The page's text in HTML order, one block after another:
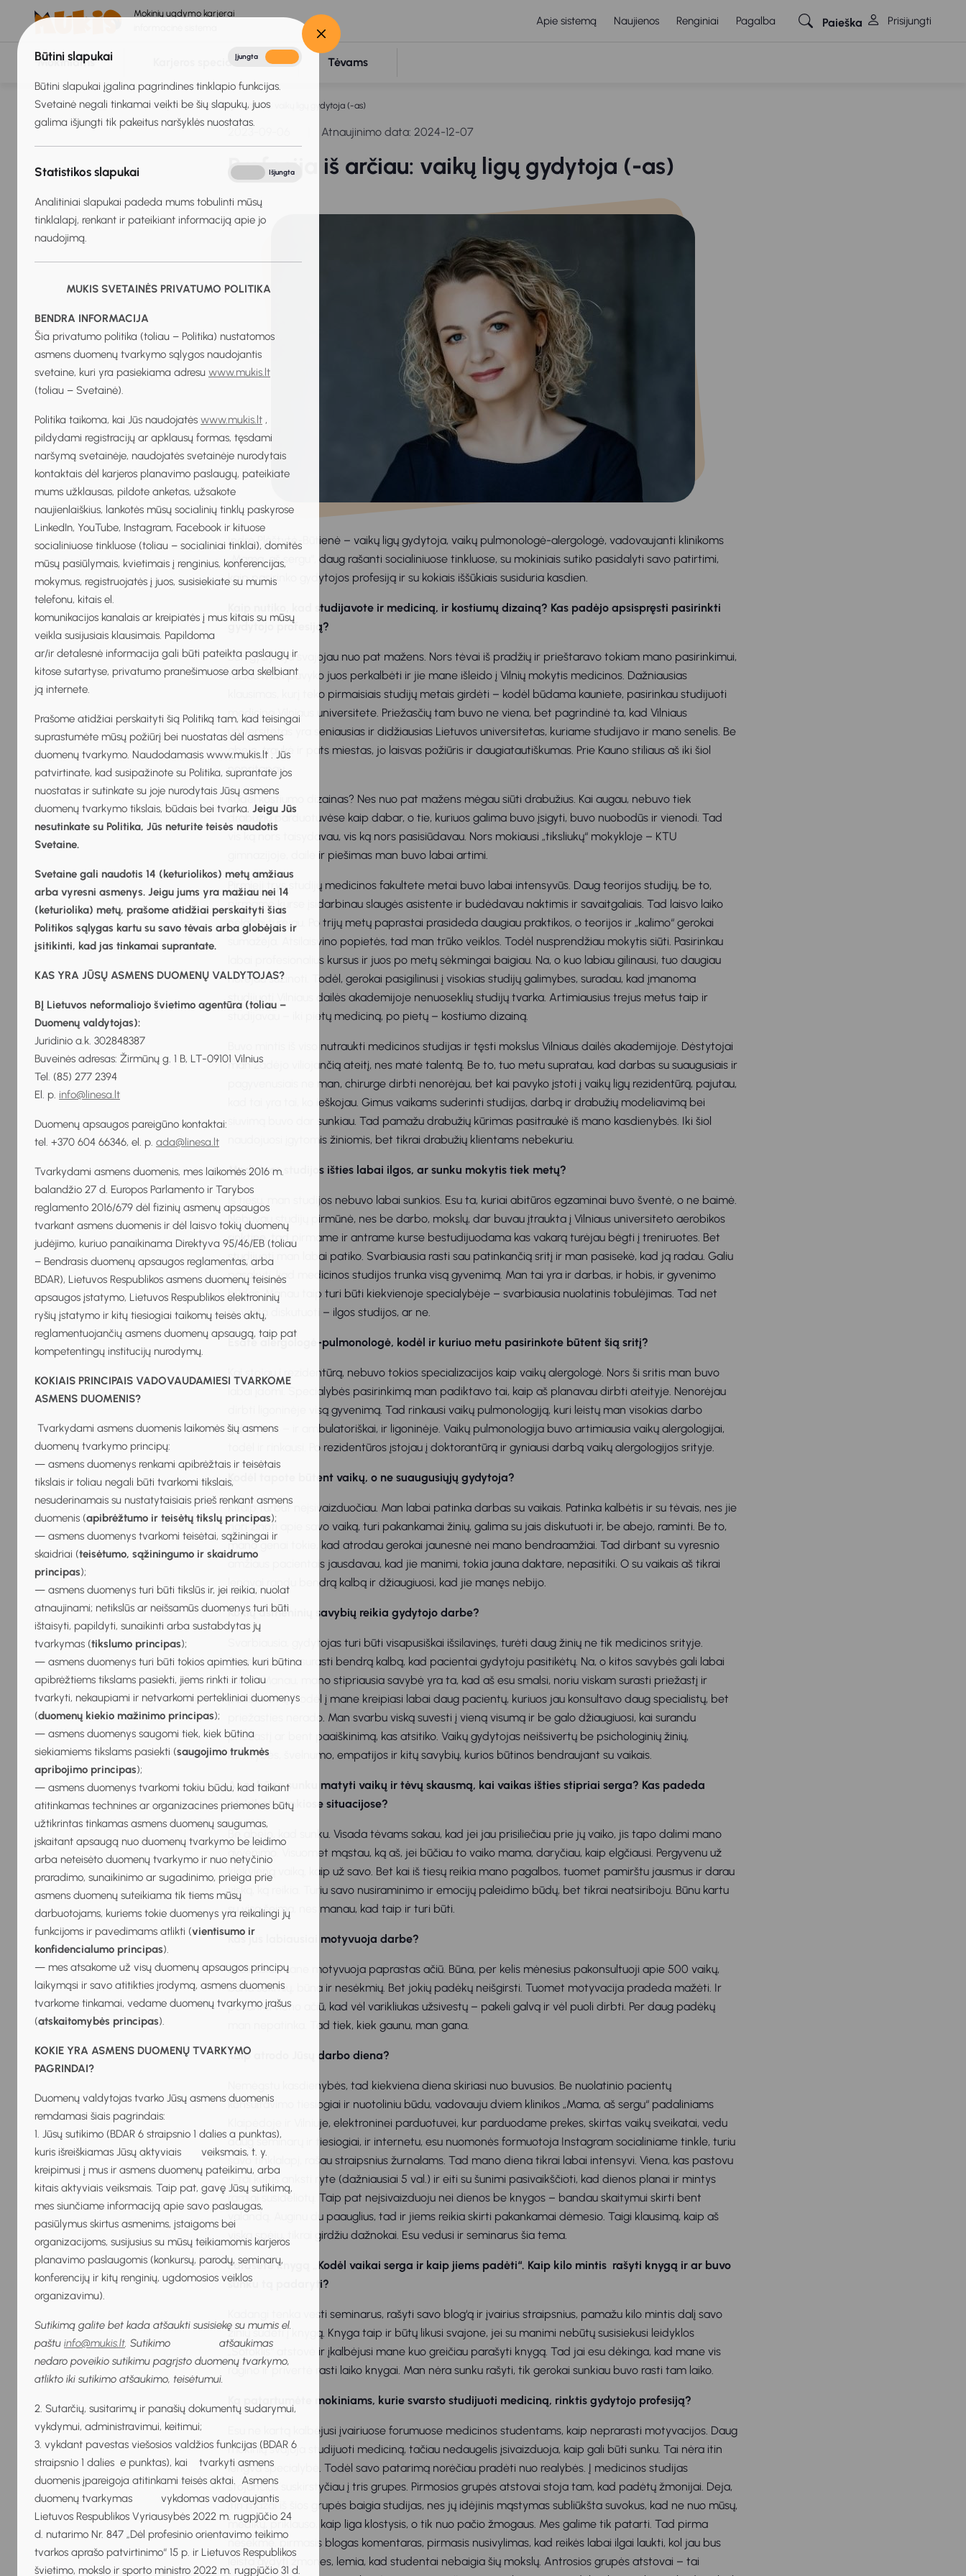
Būtini slapukai Įjungta
Būtini slapukai įgalina pagrindines tinklapio funkcijas.
Svetainė negali tinkamai veikti be šių slapukų, juos
galima išjungti tik pakeitus naršyklės nuostatas.
Statistikos slapukai Išjungta
Analitiniai slapukai padeda mums tobulinti mūsų
tinklalapį, renkant ir pateikiant informaciją apie jo
naudojimą.
MUKIS SVETAINĖS PRIVATUMO POLITIKA
BENDRA INFORMACIJA
Šia privatumo politika (toliau – Politika) nustatomos
asmens duomenų tvarkymo sąlygos naudojantis
svetaine, kuri yra pasiekiama adresu www.mukis.lt
(toliau – Svetainė).
Politika taikoma, kai Jūs naudojatės www.mukis.lt ,
pildydami registracijų ar apklausų formas, tęsdami
naršymą svetainėje, naudojatės svetainėje nurodytais
kontaktais dėl karjeros planavimo paslaugų, pateikiate
mums užklausas, pildote anketas, užsakote
naujienlaiškius, lankotės mūsų socialinių tinklų paskyrose
LinkedIn, YouTube, Instagram, Facebook ir kituose
socialiniuose tinkluose (toliau – socialiniai tinklai), domitės
mūsų pasiūlymais, kvietimais į renginius, konferencijas,
mokymus, registruojatės į juos, susisiekiate su mumis
telefonu, kitais el.
komunikacijos kanalais ar kreipiatės į mus kitais su mūsų
veikla susijusiais klausimais. Papildoma
ar/ir detalesnė informacija gali būti pateikta paslaugų ir
kitose sutartyse, privatumo pranešimuose arba skelbiant
ją internete.
Prašome atidžiai perskaityti šią Politiką tam, kad teisingai
suprastumėte mūsų požiūrį bei nuostatas dėl asmens
duomenų tvarkymo. Naudodamasis www.mukis.lt . Jūs
patvirtinate, kad susipažinote su Politika, suprantate jos
nuostatas ir sutinkate su joje nurodytais Jūsų asmens
duomenų tvarkymo tikslais, būdais bei tvarka. Jeigu Jūs
nesutinkate su Politika, Jūs neturite teisės naudotis
Svetaine.
Svetaine gali naudotis 14 (keturiolikos) metų amžiaus
arba vyresni asmenys. Jeigu jums yra mažiau nei 14
(keturiolika) metų, prašome atidžiai perskaityti šias
Politikos sąlygas kartu su savo tėvais arba globėjais ir
įsitikinti, kad jas tinkamai suprantate.
KAS YRA JŪSŲ ASMENS DUOMENŲ VALDYTOJAS?
BĮ Lietuvos neformaliojo švietimo agentūra (toliau –
Duomenų valdytojas):
Juridinio a.k. 302848387
Buveinės adresas: Žirmūnų g. 1 B, LT-09101 Vilnius
Tel. (85) 277 2394
El. p. info@linesa.lt
Duomenų apsaugos pareigūno kontaktai:
tel. +370 604 66346, el. p. ada@linesa.lt
Tvarkydami asmens duomenis, mes laikomės 2016 m.
balandžio 27 d. Europos Parlamento ir Tarybos
reglamento 2016/679 dėl fizinių asmenų apsaugos
tvarkant asmens duomenis ir dėl laisvo tokių duomenų
judėjimo, kuriuo panaikinama Direktyva 95/46/EB (toliau
– Bendrasis duomenų apsaugos reglamentas, arba
BDAR), Lietuvos Respublikos asmens duomenų teisinės
apsaugos įstatymo, Lietuvos Respublikos elektroninių
ryšių įstatymo ir kitų tiesiogiai taikomų teisės aktų,
reglamentuojančių asmens duomenų apsaugą, taip pat
kompetentingų institucijų nurodymų.
KOKIAIS PRINCIPAIS VADOVAUDAMIESI TVARKOME
ASMENS DUOMENIS?
Tvarkydami asmens duomenis laikomės šių asmens
duomenų tvarkymo principų:
— asmens duomenys renkami apibrėžtais ir teisėtais
tikslais ir toliau negali būti tvarkomi tikslais,
nesuderinamais su nustatytaisiais prieš renkant asmens
duomenis (apibrėžtumo ir teisėtų tikslų principas);
— asmens duomenys tvarkomi teisėtai, sąžiningai ir
skaidriai (teisėtumo, sąžiningumo ir skaidrumo
principas);
— asmens duomenys turi būti tikslūs ir, jei reikia, nuolat
atnaujinami; netikslūs ar neišsamūs duomenys turi būti
ištaisyti, papildyti, sunaikinti arba sustabdytas jų
tvarkymas (tikslumo principas);
— asmens duomenys turi būti tokios apimties, kuri būtina
apibrėžtiems tikslams pasiekti, jiems rinkti ir toliau
tvarkyti, nekaupiami ir netvarkomi pertekliniai duomenys
(duomenų kiekio mažinimo principas);
— asmens duomenys saugomi tiek, kiek būtina
siekiamiems tikslams pasiekti (saugojimo trukmės
apribojimo principas);
— asmens duomenys tvarkomi tokiu būdu, kad taikant
atitinkamas technines ar organizacines priemones būtų
užtikrintas tinkamas asmens duomenų saugumas,
įskaitant apsaugą nuo duomenų tvarkymo be leidimo
arba neteisėto duomenų tvarkymo ir nuo netyčinio
praradimo, sunaikinimo ar sugadinimo, prieiga prie
asmens duomenų suteikiama tik tiems mūsų
darbuotojams, kuriems tokie duomenys yra reikalingi jų
funkcijoms ir pavedimams atlikti (vientisumo ir
konfidencialumo principas).
— mes atsakome už visų duomenų apsaugos principų
laikymąsi ir savo atitikties įrodymą, asmens duomenis
tvarkome tinkamai, vedame duomenų tvarkymo įrašus
(atskaitomybės principas).
KOKIE YRA ASMENS DUOMENŲ TVARKYMO
PAGRINDAI?
Duomenų valdytojas tvarko Jūsų asmens duomenis
remdamasi šiais pagrindais:
1. Jūsų sutikimo (BDAR 6 straipsnio 1 dalies a punktas),
kuris išreiškiamas Jūsų aktyviais veiksmais, t. y.
kreipimusi į mus ir asmens duomenų pateikimu, arba
kitais aktyviais veiksmais. Taip pat, gavę Jūsų sutikimą,
mes siunčiame informaciją apie savo paslaugas,
pasiūlymus skirtus asmenims, įstaigoms bei
organizacijoms, susijusius su mūsų teikiamomis karjeros
planavimo paslaugomis (konkursų, parodų, seminarų,
konferencijų ir kitų renginių, ugdomosios veiklos
organizavimu).
Sutikimą galite bet kada atšaukti susisiekę su mumis el.
paštu info@mukis.lt. Sutikimo atšaukimas
nedaro poveikio sutikimu pagrįsto duomenų tvarkymo,
atlikto iki sutikimo atšaukimo, teisėtumui.
2. Sutarčių, susitarimų ir panašių dokumentų sudarymui,
vykdymui, administravimui, keitimui;
3. vykdant pavestas viešosios valdžios funkcijas (BDAR 6
straipsnio 1 dalies e punktas), kai tvarkyti asmens
duomenis įpareigoja atitinkami teisės aktai. Asmens
duomenų tvarkymas vykdomas vadovaujantis
Lietuvos Respublikos Vyriausybės 2022 m. rugpjūčio 24
d. nutarimo Nr. 847 „Dėl profesinio orientavimo teikimo
tvarkos aprašo patvirtinimo“ 15 p. ir Lietuvos Respublikos
švietimo, mokslo ir sporto ministro 2022 m. rugpjūčio 31 d.
Mokinių ugdymo karjerai
Apie sistemą Naujienos Renginiai Pagalba Paieška Prisijungti
Mokiniams Karjeros specialistams Tėvams
Titulinis Naujienos Profesija iš arčiau: vaikų ligų gydytoja (-as)
Atnaujinimo data: 2024-12-07
Profesija iš arčiau: vaikų ligų gydytoja (-as)
Indrė Plėštytė-Būtienė – vaikų ligų gydytoja, vaikų pulmonologė-alergologė, vadovaujanti klinikoms
„Mama, aš sergu“, daug rašanti socialiniuose tinkluose, su mokiniais sutiko pasidalyti savo patirtimi,
kaip pasirinko gydytojos profesiją ir su kokiais iššūkiais susiduria kasdien.
Kaip nutiko, kad studijavote ir mediciną, ir kostiumų dizainą? Kas padėjo apsispręsti pasirinkti
gydytojo profesiją?
Būti gydytoja svajojau nuo pat mažens. Nors tėvai iš pradžių ir prieštaravo tokiam mano pasirinkimui,
tačiau man pavyko juos perkalbėti ir jie mane išleido į Vilnių mokytis medicinos. Dažniausias
klausimas, kurį teko pirmaisiais studijų metais girdėti – kodėl būdama kauniete, pasirinkau studijuoti
mediciną Vilniaus universitete. Priežasčių tam buvo ne viena, bet pagrindinė ta, kad Vilniaus
universitetas yra seniausias ir didžiausias Lietuvos universitetas, kuriame studijavo ir mano senelis. Be
abejo, traukė ir pats miestas, jo laisvas požiūris ir daugiatautiškumas. Prie Kauno stiliaus aš iki šiol
nepritapau.
Kodėl kostiumo dizainas? Nes nuo pat mažens mėgau siūti drabužius. Kai augau, nebuvo tiek
drabužių parduotuvėse kaip dabar, o tie, kuriuos galima buvo įsigyti, buvo nuobodūs ir vienodi. Tad
vis ką nors taisydavau, vis ką nors pasisiūdavau. Nors mokiausi „tiksliukų“ mokykloje – KTU
gimnazijoje, dailė ir piešimas man buvo labai artimi.
Pirmieji trys studijų medicinos fakultete metai buvo labai intensyvūs. Daug teorijos studijų, be to,
pirmame kurse įsidarbinau slaugės asistente ir budėdavau naktimis ir savaitgaliais. Tad laisvo laiko
nelabai turėjau. Po trijų metų paprastai prasideda daugiau praktikos, o teorijos ir „kalimo“ gerokai
sumažėja. Atsilaisvino popietės, tad man trūko veiklos. Todėl nusprendžiau mokytis siūti. Pasirinkau
labai profesionalius kursus ir juos po metų sėkmingai baigiau. Na, o kuo labiau gilinausi, tuo daugiau
norėjau sužinoti. Todėl, gerokai pasigilinusi į visokias studijų galimybes, suradau, kad įmanoma
studijuoti Vilniaus dailės akademijoje nenuoseklių studijų tvarka. Artimiausius trejus metus taip ir
studijavau – iki pietų mediciną, po pietų – kostiumo dizainą.
Buvo mintis iš viso nutraukti medicinos studijas ir tęsti mokslus Vilniaus dailės akademijoje. Dėstytojai
man žadėjo viliojančią ateitį, nes matė talentą. Be to, tuo metu supratau, kad darbas su suaugusiais ir
pagyvenusiais ne man, chirurge dirbti nenorėjau, bet kai pavyko įstoti į vaikų ligų rezidentūrą, pajutau,
kad tai yra tai, ko ieškojau. Gimus vaikams suderinti studijas, darbą ir drabužių modeliavimą bei
siuvimą buvo dar sunkiau. Tad pamažu drabužių kūrimas pasitraukė iš mano kasdienybės. Iki šiol
naudojuosi įgytomis žiniomis, bet tikrai drabužių klientams nebekuriu.
Medicinos studijos išties labai ilgos, ar sunku mokytis tiek metų?
Iš tiesų, man studijos nebuvo labai sunkios. Esu ta, kuriai abitūros egzaminai buvo šventė, o ne baimė.
Nebuvau studijų pirmūnė, nes be darbo, mokslų, dar buvau įtraukta į Vilniaus universiteto aerobikos
rinktinę, tad pirmame ir antrame kurse bestudijuodama kas vakarą turėjau bėgti į treniruotes. Bet
studijuoti man labai patiko. Svarbiausia rasti sau patinkančią sritį ir man pasisekė, kad ją radau. Galiu
pasakyti, kad medicinos studijos trunka visą gyvenimą. Man tai yra ir darbas, ir hobis, ir gyvenimo
būdas. Manau taip turi būti kiekvienoje specialybėje – svarbiausia nuolatinis tobulėjimas. Tad net
neverta diskutuoti – ilgos studijos, ar ne.
Esate alergologė-pulmonologė, kodėl ir kuriuo metu pasirinkote būtent šią sritį?
Kai stojau į rezidentūrą, nebuvo tokios specializacijos kaip vaikų alergologė. Nors ši sritis man buvo
labai įdomi. Specialybės pasirinkimą man padiktavo tai, kaip aš planavau dirbti ateityje. Nenorėjau
dirbti ligoninėje visą gyvenimą. Tad rinkausi vaikų pulmonologiją, kuri leistų man visokias darbo
galimybes – ir ambulatoriškai, ir ligoninėje. Vaikų pulmonologija buvo artimiausia vaikų alergologijai,
todėl ir rinkausi. Po rezidentūros įstojau į doktorantūrą ir gyniausi darbą vaikų alergologijos srityje.
Kodėl tapote būtent vaikų, o ne suaugusiųjų gydytoja?
Kitaip turbūt neįsivaizduočiau. Man labai patinka darbas su vaikais. Patinka kalbėtis ir su tėvais, nes jie
nori žinoti apie savo vaiką, turi pakankamai žinių, galima su jais diskutuoti ir, be abejo, raminti. Be to,
mano genai tokie, kad atrodau gerokai jaunesnė nei mano bendraamžiai. Tad dirbant su vyresnio
amžiaus pacientais jausdavau, kad jie manimi, tokia jauna daktare, nepasitiki. O su vaikais aš tikrai
lengvai randu bendrą kalbą ir džiaugiuosi, kad jie manęs nebijo.
Kokių asmeninių savybių reikia gydytojo darbe?
Svarbiausia, gydytojas turi būti visapusiškai išsilavinęs, turėti daug žinių ne tik medicinos srityje.
Svarbu pirma surasti bendrą kalbą, kad pacientai gydytoju pasitikėtų. Na, o kitos savybės gali labai
skirtis. Manau, mano stipriausia savybė yra ta, kad aš esu smalsi, noriu viskam surasti priežastį ir
paaiškinimą. Todėl į mane kreipiasi labai daug pacientų, kuriuos jau konsultavo daug specialistų, bet
priežasties nerado. Man svarbu viską suvesti į vieną visumą ir be galo džiaugiuosi, kai surandu
priežastį ar bent paaiškinimą, kas atsitiko. Vaikų gydytojas neišsivertų be psichologinių žinių,
kantrybės, švelnumo, empatijos ir kitų savybių, kurios būtinos bendraujant su vaikais.
Ar nebūna sunku matyti vaikų ir tėvų skausmą, kai vaikas išties stipriai serga? Kas padeda
atsiriboti sunkiose situacijose?
Be abejo, kad sunku. Visada tėvams sakau, kad jei jau prisiliečiau prie jų vaiko, jis tapo dalimi mano
gyvenimo. Visuomet mąstau, ką aš, jei būčiau to vaiko mama, daryčiau, kaip elgčiausi. Pergyvenu už
kiekvieną vaiką, kaip už savo. Bet kai iš tiesų reikia mano pagalbos, tuomet pamirštu jausmus ir darau
viską, ką reikia. Turiu savo nusiraminimo ir emocijų paleidimo būdų, bet tikrai neatsiriboju. Būnu kartu
su visa šeima, nes manau, kad taip ir turi būti.
Kas jus labiausiai motyvuoja darbe?
Labiausiai mane motyvuoja paprastas ačiū. Būna, per kelis mėnesius pakonsultuoji apie 500 vaikų,
būna sėkmių, būna ir nesėkmių. Bet jokių padėkų neišgirsti. Tuomet motyvacija pradeda mažėti. Ir
pakanka vieno ačiū, kad vėl varikliukas užsivestų – pakeli galvą ir vėl puoli dirbti. Per daug padėkų
man nepatinka. Tad tiek, kiek gaunu, man gana.
Kaip atrodo Jūsų darbo diena?
Nemėgstu kasdienybės, tad kiekviena diena skiriasi nuo buvusios. Be nuolatinio pacientų
konsultavimo tiesiogiai ir nuotoliniu būdu, vadovauju dviem klinikos „Mama, aš sergu“ padaliniams
Klaipėdoje ir Vilniuje, elektroninei parduotuvei, kur parduodame prekes, skirtas vaikų sveikatai, vedu
daug seminarų ir tiesiogiai, ir internetu, esu nuomonės formuotoja Instagram socialiniame tinkle, turiu
savo tinklalapį, rašau straipsnius žurnalams. Tad mano diena tikrai labai intensyvi. Viena, kas pastovu
– tai keltis anksti ryte (dažniausiai 5 val.) ir eiti su šunimi pasivaikščioti, kad dienos planai ir mintys
ramiai susidėliotų. Taip pat neįsivaizduoju nei dienos be knygos – bandau skaitymui skirti bent
valandą. Auginu du paauglius, tad ir jiems reikia skirti pakankamai dėmesio. Taigi klausimą, kaip aš
viską spėju, tikrai girdžiu dažnokai. Esu vedusi ir seminarus šia tema.
Parašėte knygą „Kodėl vaikai serga ir kaip jiems padėti“. Kaip kilo mintis rašyti knygą ir ar buvo
sunku tą padaryti?
Kadangi tenka vesti seminarus, rašyti savo blog‘ą ir įvairius straipsnius, pamažu kilo mintis dalį savo
žinių sudėti į knygą. Knyga taip ir būtų likusi svajone, jei su manimi nebūtų susisiekusi leidyklos
„Sofoklis“ atstovė ir įkalbėjusi mane kuo greičiau parašyti knygą. Tad jai esu dėkinga, kad mane vis
ragino ir privertė rasti laiko knygai. Man nėra sunku rašyti, tik gerokai sunkiau buvo rasti tam laiko.
Ką patartumėte mokiniams, kurie svarsto studijuoti mediciną, rinktis gydytojo profesiją?
Esu ne kartą kalbėjusi įvairiuose forumuose medicinos studentams, kaip neprarasti motyvacijos. Daug
mokinių svajoja studijuoti mediciną, tačiau nedaugelis įsivaizduoja, kaip gali būti sunku. Tai nėra itin
lengva specialybė. Todėl savo patarimą norėčiau pradėti nuo realybės. Į medicinos studijas
stojančius suskirstyčiau į tris grupes. Pirmosios grupės atstovai stoja tam, kad padėtų žmonijai. Deja,
itin mažai iš šios grupės baigia studijas, nes jų idėjinis mąstymas subliūkšta suvokus, kad ne nuo mūsų,
medikų, priklauso, kaip liga klostysis, o tik nuo pačio žmogaus. Mes galime tik patarti. Tad pirma
nesėkmė, pirmasis blogas komentaras, pirmasis nusivylimas, kad reikės labai ilgai laukti, kol jau bus
leista gydyti žmones, lemia, kad studentai nebaigia šių mokslų. Antrosios grupės atstovai – tai